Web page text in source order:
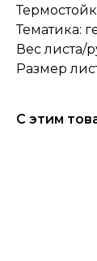
Тематика:
Вес листа/
Размер
С этим